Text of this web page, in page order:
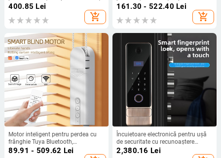
rezistentă la intemperii, cu două
lentile, 1080p, monitorizare la
distanță și audio bidirecțional
400.85 Lei
add_shopping_cart
electronică și deblocare la distanță
Bluetooth; stocare amprente: 200;
alimentare DC; verificare 1:1;
dormitor, uși din lemn și cadre din
aluminiu
161.30 - 522.40 Lei
add_shopping_cart
Motor inteligent pentru perdea cu
frânghie Tuya Bluetooth,
telecomandă automată, Wifi, motor
electric pentru perdea cu frânghie
89.91 - 509.62 Lei
Încuietoare electronică pentru ușă
de securitate cu recunoaștere
facială, amprentă și acces prin
parolă, cameră de supraveghere
2,380.16 Lei